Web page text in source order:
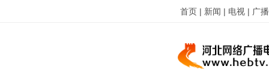
首页 | 新闻 | 电视 | 广